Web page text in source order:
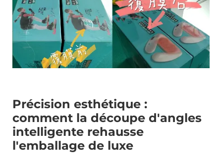
Précision esthétique :
comment la découpe d'angles
intelligente rehausse
l'emballage de luxe